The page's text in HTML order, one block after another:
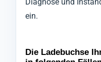
ein.
Die Ladebuchse